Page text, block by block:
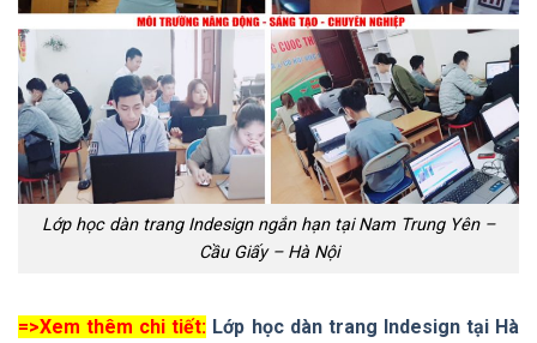
Lớp học dàn trang Indesign ngắn hạn tại Nam Trung Yên –
Cầu Giấy – Hà Nội
=>Xem thêm chi tiết: Lớp học dàn trang Indesign tại Hà